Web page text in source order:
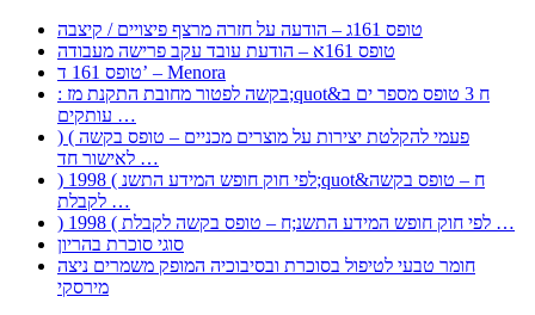
טופס 161ג – הודעה על חזרה מרצף פיצויים / קיצבה
טופס 161א – הודעת עובד עקב פרישה מעבודה
טופס 161 ד’ – Menora
: בקשה לפטור מחובת התקנת מז;quot&ח 3 טופס מספר ים ב
עותקים …
) ( פעמי להקלטת יצירות על מוצרים מכניים – טופס בקשה
לאישור חד …
) 1998 ( לפי חוק חופש המידע התשנ;quot&ח – טופס בקשה
לקבלת …
) 1998 ( לפי חוק חופש המידע התשנ;ח – טופס בקשה לקבלת …
סוגי סוכרת בהריון
חומר טבעי לטיפול בסוכרת ובסיבוכיה המופק משמרים ניצה
מירסקי